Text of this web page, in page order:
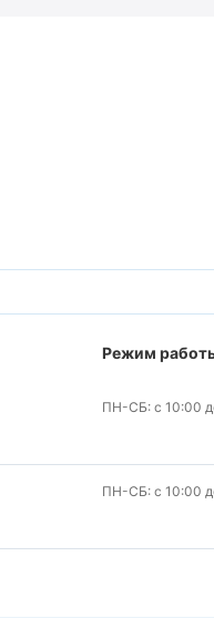
Режим
ПН-СБ: с 10:00
ПН-СБ: с 10:00